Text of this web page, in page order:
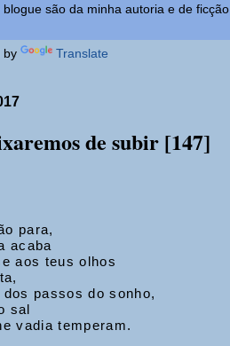
são da minha autoria e de ficção.
by Translate
de subir [147]
para,
acaba
aos teus olhos
passos do sonho,
sal
vadia temperam.